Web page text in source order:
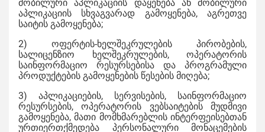
მობილური აპლიკაციის დაყენება ან მობილური
აპლიკაციის სხვაგვარად გამოყენება, აგრეთვე
საიტის გამოყენება;
2) ოფერტის-ხელშეკრულების პირობების,
სალიცენზიო ხელშეკრულების, ოპერატორის
საინფორმაციო რესურსებისა და პროგრამული
პროდუქტების გამოყენების წესების მიღება;
3) აპლიკაციების, სერვისების, საინფორმაციო
რესურსების, ოპერატორის ვებსაიტების მუდმივი
გამოყენება, მათი მომხმარებლის ინტერფეისებთან
ურთიერთქმედება პერსონალური მონაცემების